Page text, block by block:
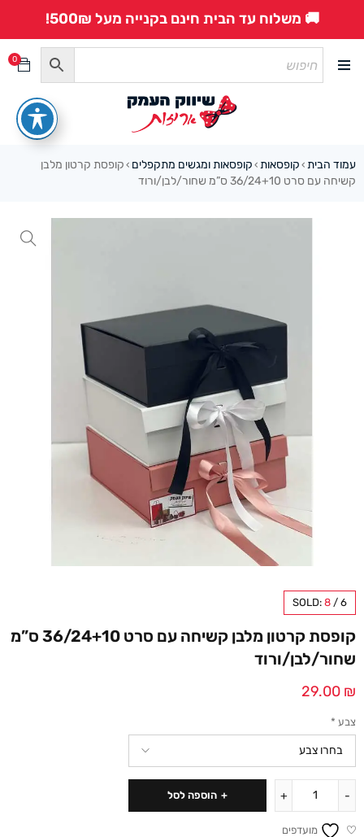
🚚 משלוח עד הבית חינם בקנייה מעל 500₪!
0
עמוד הבית › קופסאות › קופסאות ומגשים מתקפלים › קופסת קרטון מלבן
קשיחה עם סרט 36/24+10 ס”מ שחור/לבן/ורוד
SOLD: 8 / 6
קופסת קרטון מלבן קשיחה עם סרט 36/24+10 ס”מ
שחור/לבן/ורוד
29.00 ₪
צבע *
הוספה לסל
מועדפים